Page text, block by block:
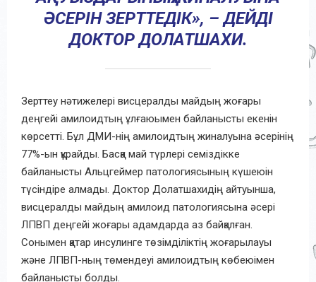
ӘСЕРІН ЗЕРТТЕДІК», – ДЕЙДІ
ДОКТОР ДОЛАТШАХИ.
Зерттеу нәтижелері висцералды майдың жоғары
деңгейі амилоидтың ұлғаюымен байланысты екенін
көрсетті. Бұл ДМИ-нің амилоидтың жиналуына әсерінің
77%-ын құрайды. Басқа май түрлері семіздікке
байланысты Альцгеймер патологиясының күшеюін
түсіндіре алмады. Доктор Долатшахидің айтуынша,
висцералды майдың амилоид патологиясына әсері
ЛПВП деңгейі жоғары адамдарда аз байқалған.
Сонымен қатар инсулинге төзімділіктің жоғарылауы
және ЛПВП-ның төмендеуі амилоидтың көбеюімен
байланысты болды.